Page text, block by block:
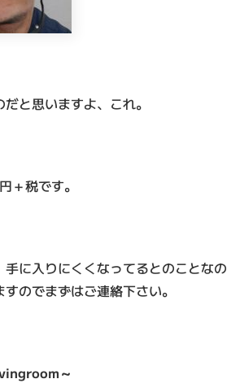
と思いますよ、これ。
＋税です。
に入りにくくなってるとのことなの
のでまずはご連絡下さい。
～